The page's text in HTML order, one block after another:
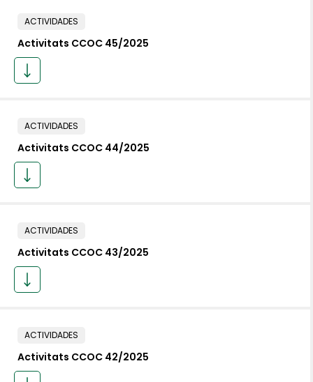
ACTIVIDADES
Activitats CCOC 45/2025
ACTIVIDADES
Activitats CCOC 44/2025
ACTIVIDADES
Activitats CCOC 43/2025
ACTIVIDADES
Activitats CCOC 42/2025